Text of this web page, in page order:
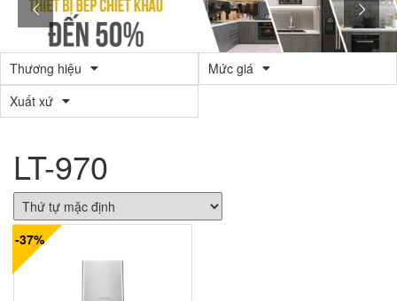
Thương hiệu
Mức giá
Xuất xứ
LT-970
-37%